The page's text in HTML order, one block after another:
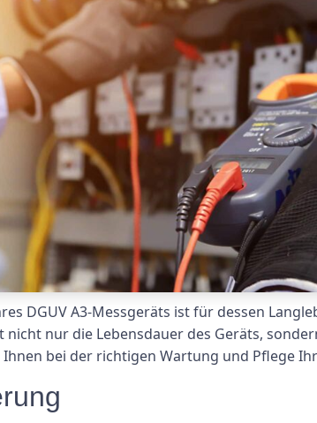
DGUV A3-Messgeräts ist für dessen
nur die Lebensdauer des Geräts,
bei der richtigen Wartung und Pflege